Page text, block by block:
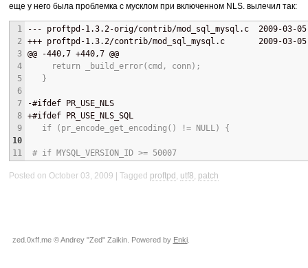
еще у него была проблемка с мусклом при включенном NLS. вылечил так:
1
2
3
4
5
6
7
8
9
10
11
---
proftpd-1.3.2-orig/contrib/mod_sql_mysql.c  2009-03-05
+++ proftpd-1.3.2/contrib/mod_sql_mysql.c       2009-03-05
@@ -440,7 +440,7 @@
     return _build_error(cmd, conn);
   }
-#ifdef PR_USE_NLS
+#ifdef PR_USE_NLS_SQL
   if (pr_encode_get_encoding() != NULL) {
# if MYSQL_VERSION_ID >= 50007
Posted on October 03, 2009 Tagged proftpd, utf8, patch
zed.0xff.me © Andrey "Zed" Zaikin. Powered by Enki.